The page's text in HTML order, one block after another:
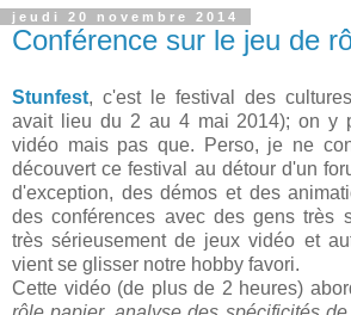
jeudi 20 novembre 2014
Conférence sur le jeu de
Stunfest, c'est le festival des cultures
avait lieu du 2 au 4 mai 2014); on y
vidéo mais pas que. Perso, je ne
découvert ce festival au détour d'un
d'exception, des démos et des
des conférences avec des gens très
très sérieusement de jeux vidéo et
vient se glisser notre hobby favori.
Cette vidéo (de plus de 2 heures)